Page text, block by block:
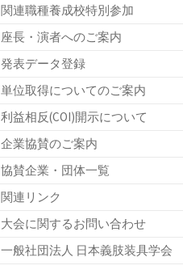
関連職種養成校特別参加
座長・演者へのご案内
発表データ登録
単位取得についてのご案内
利益相反(COI)開示について
企業協賛のご案内
協賛企業・団体一覧
関連リンク
大会に関するお問い合わせ
一般社団法人 日本義肢装具学会